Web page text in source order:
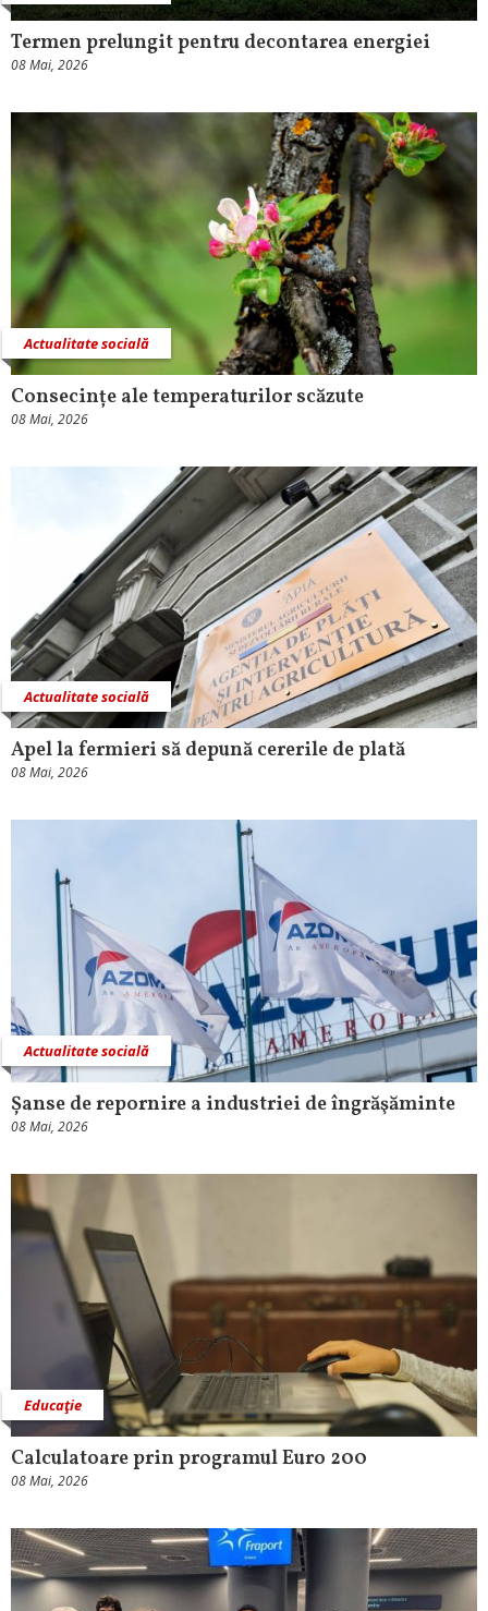
Termen prelungit pentru decontarea energiei
08 Mai, 2026
Actualitate socială
Consecințe ale temperaturilor scăzute
08 Mai, 2026
Actualitate socială
Apel la fermieri să depună cererile de plată
08 Mai, 2026
Actualitate socială
Șanse de repornire a industriei de îngrăşăminte
08 Mai, 2026
Educaţie
Calculatoare prin programul Euro 200
08 Mai, 2026